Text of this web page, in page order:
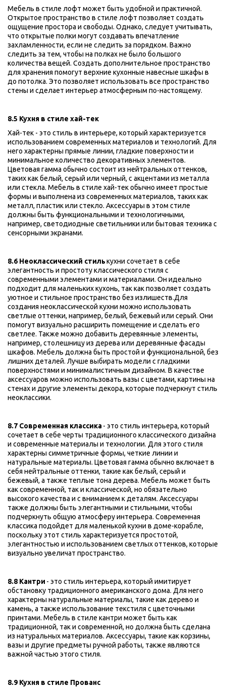
Мебель в стиле лофт может быть удобной и практичной.
Открытое пространство в стиле лофт позволяет создать
ощущение простора и свободы. Однако, следует учитывать,
что открытые полки могут создавать впечатление
захламленности, если не следить за порядком. Важно
следить за тем, чтобы на полках не было большого
количества вещей. Создать дополнительное пространство
для хранения помогут верхние кухонные навесные шкафы в
до потолка. Это позволяет использовать все пространство
стены и сделает интерьер атмосферным по-настоящему.
8.5 Кухня в стиле хай-тек
Хай-тек - это стиль в интерьере, который характеризуется
использованием современных материалов и технологий. Для
него характерны прямые линии, гладкие поверхности и
минимальное количество декоративных элементов.
Цветовая гамма обычно состоит из нейтральных оттенков,
таких как белый, серый или черный, с акцентами из металла
или стекла. Мебель в стиле хай-тек обычно имеет простые
формы и выполнена из современных материалов, таких как
металл, пластик или стекло. Аксессуары в этом стиле
должны быть функциональными и технологичными,
например, светодиодные светильники или бытовая техника с
сенсорными экранами.
8.6 Неоклассический стиль кухни сочетает в себе
элегантность и простоту классического стиля с
современными элементами и материалами. Он идеально
подходит для маленьких кухонь, так как позволяет создать
уютное и стильное пространство без излишеств.Для
создания неоклассической кухни можно использовать
светлые оттенки, например, белый, бежевый или серый. Они
помогут визуально расширить помещение и сделать его
светлее. Также можно добавить деревянные элементы,
например, столешницу из дерева или деревянные фасады
шкафов. Мебель должна быть простой и функциональной, без
лишних деталей. Лучше выбирать модели с гладкими
поверхностями и минималистичным дизайном. В качестве
аксессуаров можно использовать вазы с цветами, картины на
стенах и другие элементы декора, которые подчеркнут стиль
неоклассики.
8.7 Современная классика - это стиль интерьера, который
сочетает в себе черты традиционного классического дизайна
и современные материалы и технологии. Для этого стиля
характерны симметричные формы, четкие линии и
натуральные материалы. Цветовая гамма обычно включает в
себя нейтральные оттенки, такие как белый, серый и
бежевый, а также теплые тона дерева. Мебель может быть
как современной, так и классической, но обязательно
высокого качества и с вниманием к деталям. Аксессуары
также должны быть элегантными и стильными, чтобы
подчеркнуть общую атмосферу интерьера. Современная
классика подойдет для маленькой кухни в доме-корабле,
поскольку этот стиль характеризуется простотой,
элегантностью и использованием светлых оттенков, которые
визуально увеличат пространство.
8.8 Кантри - это стиль интерьера, который имитирует
обстановку традиционного американского дома. Для него
характерны натуральные материалы, такие как дерево и
камень, а также использование текстиля с цветочными
принтами. Мебель в стиле кантри может быть как
традиционной, так и современной, но должна быть сделана
из натуральных материалов. Аксессуары, такие как корзины,
вазы и другие предметы ручной работы, также являются
важной частью этого стиля.
8.9 Кухня в стиле Прованс